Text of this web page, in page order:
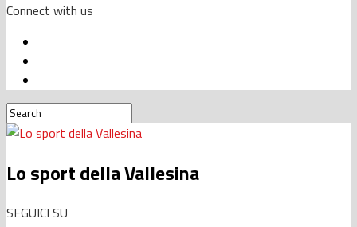
Connect with us
Lo sport della Vallesina
SEGUICI SU